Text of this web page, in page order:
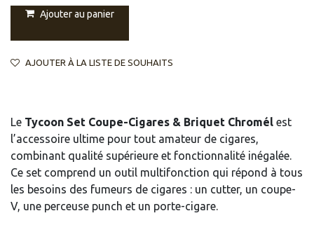
Ajouter au panier
AJOUTER À LA LISTE DE SOUHAITS
Le Tycoon Set Coupe-Cigares & Briquet Chromél est
l’accessoire ultime pour tout amateur de cigares,
combinant qualité supérieure et fonctionnalité inégalée.
Ce set comprend un outil multifonction qui répond à tous
les besoins des fumeurs de cigares : un cutter, un coupe-
V, une perceuse punch et un porte-cigare.